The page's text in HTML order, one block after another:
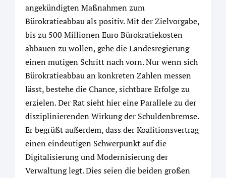
angekündigten Maßnahmen zum
Bürokratieabbau als positiv. Mit der Zielvorgabe,
bis zu 500 Millionen Euro Bürokratiekosten
abbauen zu wollen, gehe die Landesregierung
einen mutigen Schritt nach vorn. Nur wenn sich
Bürokratieabbau an konkreten Zahlen messen
lässt, bestehe die Chance, sichtbare Erfolge zu
erzielen. Der Rat sieht hier eine Parallele zu der
disziplinierenden Wirkung der Schuldenbremse.
Er begrüßt außerdem, dass der Koalitionsvertrag
einen eindeutigen Schwerpunkt auf die
Digitalisierung und Modernisierung der
Verwaltung legt. Dies seien die beiden großen